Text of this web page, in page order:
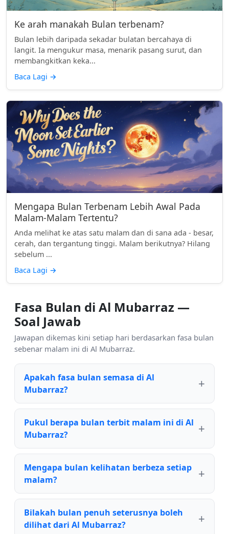
Ke arah manakah Bulan terbenam?
Bulan lebih daripada sekadar bulatan bercahaya di
langit. Ia mengukur masa, menarik pasang surut, dan
membangkitkan keka...
Baca Lagi →
Mengapa Bulan Terbenam Lebih Awal Pada
Malam-Malam Tertentu?
Anda melihat ke atas satu malam dan di sana ada - besar,
cerah, dan tergantung tinggi. Malam berikutnya? Hilang
sebelum ...
Baca Lagi →
Fasa Bulan di Al Mubarraz —
Soal Jawab
Jawapan dikemas kini setiap hari berdasarkan fasa bulan
sebenar malam ini di Al Mubarraz.
Apakah fasa bulan semasa di Al
Mubarraz?
Pukul berapa bulan terbit malam ini di Al
Mubarraz?
Mengapa bulan kelihatan berbeza setiap
malam?
Bilakah bulan penuh seterusnya boleh
dilihat dari Al Mubarraz?